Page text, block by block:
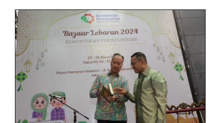
kegiatan semarak bulan suci Ramadan 1445 H/2024
M.